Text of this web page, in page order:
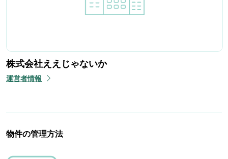
株式会社ええじゃないか
運営者情報
物件の管理方法